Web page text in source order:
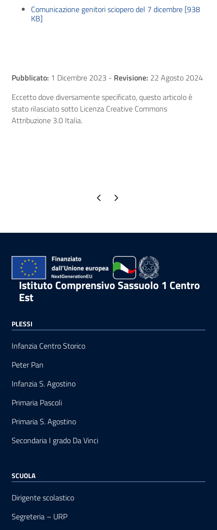
Comunicazione genitori sciopero del 7 dicembre [938
KB]
Pubblicato: 1 Dicembre 2023 - Revisione: 22 Agosto 2024
Eccetto dove diversamente specificato, questo articolo è
stato rilasciato sotto Licenza Creative Commons
Attribuzione 3.0 Italia.
Pagina precedente
Pagina successiva
Istituto Comprensivo Sassuolo 1 Centro
Est
PLESSI
Infanzia Centro Storico
Peter Pan
Infanzia S. Agostino
Primaria Pascoli
Primaria S. Agostino
Secondaria I grado Da Vinci
SCUOLA
Dirigente scolastico
Segreteria – URP